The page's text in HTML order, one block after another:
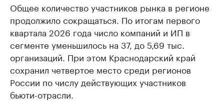
Общее количество участников рынка в регионе
продолжило сокращаться. По итогам первого
квартала 2026 года число компаний и ИП в
сегменте уменьшилось на 37, до 5,69 тыс.
организаций. При этом Краснодарский край
сохранил четвертое место среди регионов
России по числу действующих участников
бьюти-отрасли.